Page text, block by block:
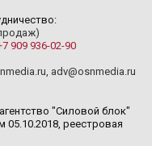
909 936-02-90
, adv@osnmedia.ru
"Силовой блок"
05.10.2018, реестровая